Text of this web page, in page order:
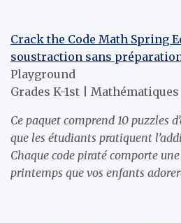
Crack the Code Math Spring
soustraction sans
Playground
Grades K-1st | Mathématiques
Ce paquet comprend 10 puzzles
que les étudiants pratiquent
Chaque code piraté comporte
printemps que vos enfants